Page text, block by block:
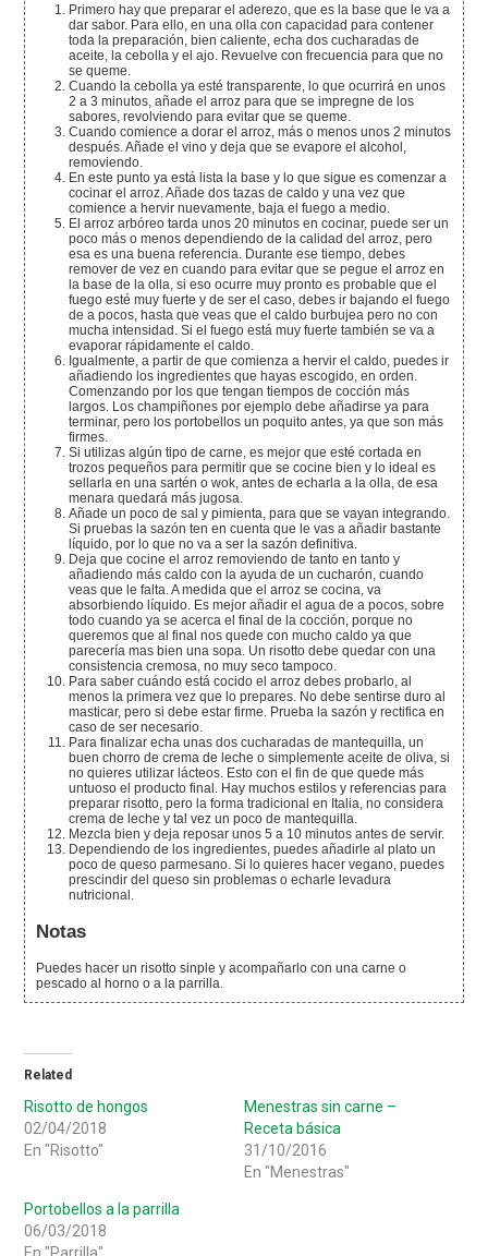
Primero hay que preparar el aderezo, que es la base que le va a
dar sabor. Para ello, en una olla con capacidad para contener
toda la preparación, bien caliente, echa dos cucharadas de
aceite, la cebolla y el ajo. Revuelve con frecuencia para que no
se queme.
Cuando la cebolla ya esté transparente, lo que ocurrirá en unos
2 a 3 minutos, añade el arroz para que se impregne de los
sabores, revolviendo para evitar que se queme.
Cuando comience a dorar el arroz, más o menos unos 2 minutos
después. Añade el vino y deja que se evapore el alcohol,
removiendo.
En este punto ya está lista la base y lo que sigue es comenzar a
cocinar el arroz. Añade dos tazas de caldo y una vez que
comience a hervir nuevamente, baja el fuego a medio.
El arroz arbóreo tarda unos 20 minutos en cocinar, puede ser un
poco más o menos dependiendo de la calidad del arroz, pero
esa es una buena referencia. Durante ese tiempo, debes
remover de vez en cuando para evitar que se pegue el arroz en
la base de la olla, si eso ocurre muy pronto es probable que el
fuego esté muy fuerte y de ser el caso, debes ir bajando el fuego
de a pocos, hasta que veas que el caldo burbujea pero no con
mucha intensidad. Si el fuego está muy fuerte también se va a
evaporar rápidamente el caldo.
Igualmente, a partir de que comienza a hervir el caldo, puedes ir
añadiendo los ingredientes que hayas escogido, en orden.
Comenzando por los que tengan tiempos de cocción más
largos. Los champiñones por ejemplo debe añadirse ya para
terminar, pero los portobellos un poquito antes, ya que son más
firmes.
Si utilizas algún tipo de carne, es mejor que esté cortada en
trozos pequeños para permitir que se cocine bien y lo ideal es
sellarla en una sartén o wok, antes de echarla a la olla, de esa
menara quedará más jugosa.
Añade un poco de sal y pimienta, para que se vayan integrando.
Si pruebas la sazón ten en cuenta que le vas a añadir bastante
líquido, por lo que no va a ser la sazón definitiva.
Deja que cocine el arroz removiendo de tanto en tanto y
añadiendo más caldo con la ayuda de un cucharón, cuando
veas que le falta. A medida que el arroz se cocina, va
absorbiendo líquido. Es mejor añadir el agua de a pocos, sobre
todo cuando ya se acerca el final de la cocción, porque no
queremos que al final nos quede con mucho caldo ya que
parecería mas bien una sopa. Un risotto debe quedar con una
consistencia cremosa, no muy seco tampoco.
Para saber cuándo está cocido el arroz debes probarlo, al
menos la primera vez que lo prepares. No debe sentirse duro al
masticar, pero si debe estar firme. Prueba la sazón y rectifica en
caso de ser necesario.
Para finalizar echa unas dos cucharadas de mantequilla, un
buen chorro de crema de leche o simplemente aceite de oliva, si
no quieres utilizar lácteos. Esto con el fin de que quede más
untuoso el producto final. Hay muchos estilos y referencias para
preparar risotto, pero la forma tradicional en Italia, no considera
crema de leche y tal vez un poco de mantequilla.
Mezcla bien y deja reposar unos 5 a 10 minutos antes de servir.
Dependiendo de los ingredientes, puedes añadirle al plato un
poco de queso parmesano. Si lo quieres hacer vegano, puedes
prescindir del queso sin problemas o echarle levadura
nutricional.
Notas
Puedes hacer un risotto sinple y acompañarlo con una carne o
pescado al horno o a la parrilla.
Related
Risotto de hongos
02/04/2018
En "Risotto"
Menestras sin carne –
Receta básica
31/10/2016
En "Menestras"
Portobellos a la parrilla
06/03/2018